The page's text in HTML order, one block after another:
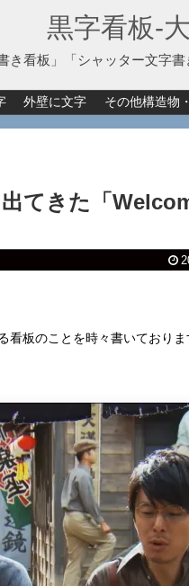
黒字看板‐
書き看板」「シャッター文字
外壁に文字 その他構造物
てきた「
看板のことを時々書いており